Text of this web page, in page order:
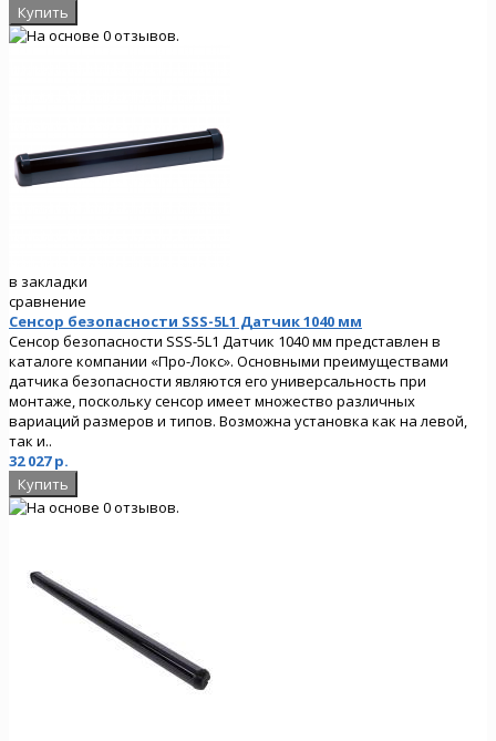
в закладки
сравнение
Сенсор безопасности SSS-5L1 Датчик 1040 мм
Сенсор безопасности SSS-5L1 Датчик 1040 мм представлен в
каталоге компании «Про-Локс». Основными преимуществами
датчика безопасности являются его универсальность при
монтаже, поскольку сенсор имеет множество различных
вариаций размеров и типов. Возможна установка как на левой,
так и..
32 027 р.